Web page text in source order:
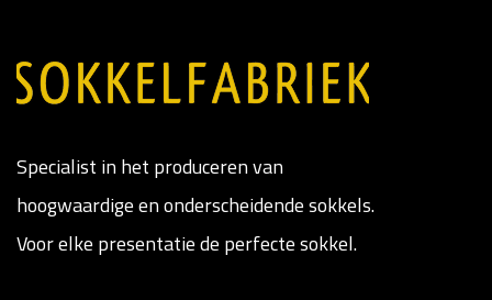
Specialist in het produceren van
hoogwaardige en onderscheidende sokkels.
Voor elke presentatie de perfecte sokkel.